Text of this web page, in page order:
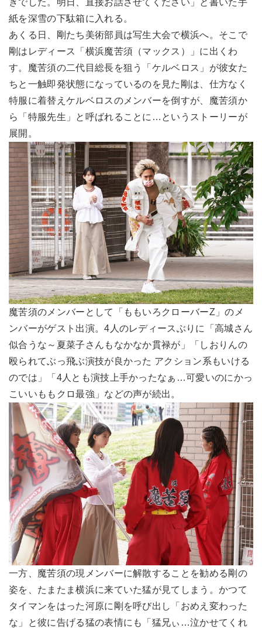
紙を深雪の下駄箱に入れる。
あくる日、剛たち美術部員は写生大会で横浜へ。そこで
剛はレディース「横浜魔苦須（マックス）」に出くわ
す。魔苦須の二代目総長を狙う「ケルベロス」が彼女た
ちと一触即発状態になっているのを見た剛は、仕方なく
特服に着替えケルベロスのメンバーを倒すが、魔苦須か
ら「特服先生」と呼ばれることに…というストーリーが
展開。
魔苦須のメンバーとして「ももいろクローバーZ」のメ
ンバーがゲスト出演。4人のレディースぶりに「高城さん
似合うな～夏菜子さんもなかなか貫禄が」「しおりんの
殴られてぶっ飛ぶ演技が良かった アクション系もいける
のでは」「4人とも演技上手かったなぁ…可愛いのにかっ
こいいももクロ最強」などの声が続出。
一方、魔苦須の現メンバーに解散することを勧める剛の
姿を、たまたま横浜に来ていた猛が見てしまう。かつて
タイマンをはった河原に剛を呼び出し「おめえ変わった
な」と彼に告げる猛の表情にも「猛兄ぃ…泣かせてくれ